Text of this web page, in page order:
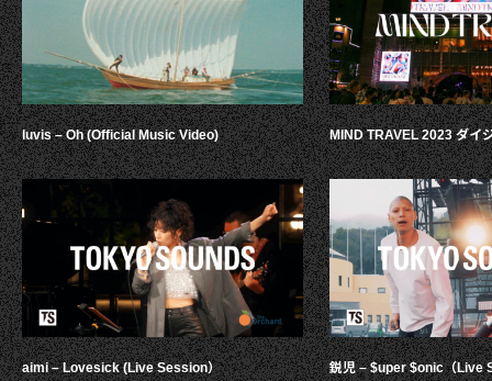
luvis – Oh (Official Music Video)
aimi – Lovesick (Live Session）
MIND TRAVEL 2023 ダイ
鋭児 – $uper $onic（Live